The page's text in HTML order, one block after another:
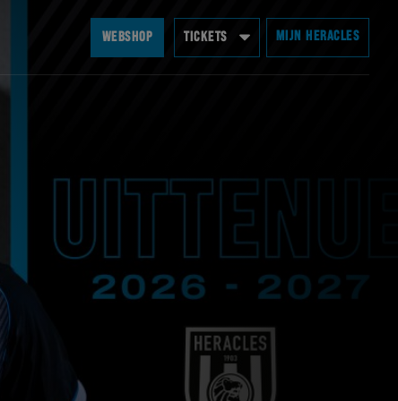
WEBSHOP TICKETS MIJN HERACLES